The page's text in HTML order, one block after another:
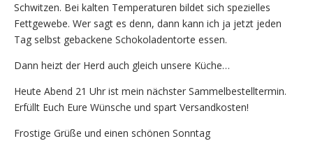
Schwitzen. Bei kalten Temperaturen bildet sich spezielles
Fettgewebe. Wer sagt es denn, dann kann ich ja jetzt jeden
Tag selbst gebackene Schokoladentorte essen.
Dann heizt der Herd auch gleich unsere Küche…
Heute Abend 21 Uhr ist mein nächster Sammelbestelltermin.
Erfüllt Euch Eure Wünsche und spart Versandkosten!
Frostige Grüße und einen schönen Sonntag